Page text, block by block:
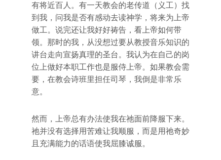
有将近百人。有一天教会的老传道（义工）找
到我，问我是否有感动去读神学，将来为上帝
做工。说完还让我好好祷告，看上帝如何带
领。那时的我，从没想过要从教授音乐知识的
讲台走向宣扬真理的圣台。我认为在自己的岗
位上做好本职工作也是服侍上帝。如果教会需
要，在教会诗班里担任司琴，我倒是非常乐
意。
然而，上帝总有办法使我在祂面前降服下来。
祂并没有选择用苦难让我顺服，而是用祂奇妙
且充满能力的话语使我屈膝诚服。